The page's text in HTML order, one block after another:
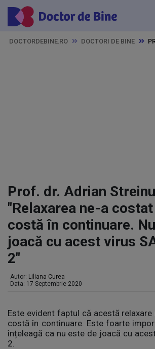
DOCTORDEBINE.RO DOCTORI DE BINE
Prof. dr. Adrian
"Relaxarea ne-a
costă în continuare.
joacă cu acest virus
2"
Autor: Liliana Curea
Data: 17 Septembrie 2020
Este evident faptul că acestă
costă în continuare. Este foarte
înțeleagă ca nu este de joacă cu
2.